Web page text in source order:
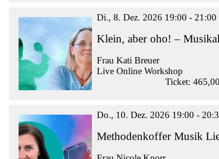
Di., 8. Dez. 2026 19:00 - 21:00
Klein, aber oho! –
Frau Kati Breuer
Live Online Workshop
Ticket:
Do., 10. Dez. 2026 19:00 -
Methodenkoffer Musik